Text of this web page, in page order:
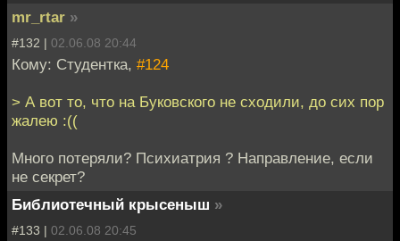
mr_rtar »
#132 | 02.06.08 20:44
Кому: Студентка, #124
> А вот то, что на Буковского не сходили, до сих пор
жалею :((
Много потеряли? Психиатрия ? Направление, если
не секрет?
Библиотечный крысеныш »
#133 | 02.06.08 20:45